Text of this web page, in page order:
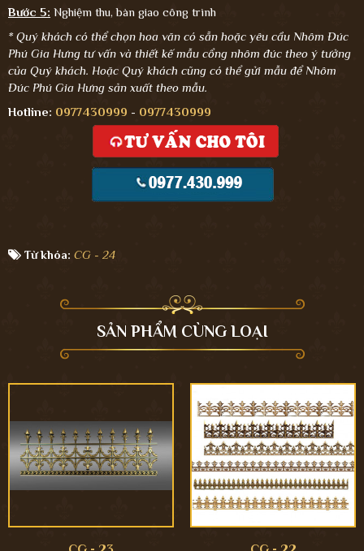
Bước 5: Nghiệm thu, bàn giao công trình
* Quý khách có thể chọn hoa văn có sẵn hoặc yêu cầu Nhôm Đúc
Phú Gia Hưng tư vấn và thiết kế mẫu cổng nhôm đúc theo ý tưởng
của Quý khách. Hoặc Quý khách cũng có thể gửi mẫu để Nhôm
Đúc Phú Gia Hưng sản xuất theo mẫu.
Hotline: 0977430999 - 0977430999
Từ khóa: CG - 24
SẢN PHẨM CÙNG LOẠI